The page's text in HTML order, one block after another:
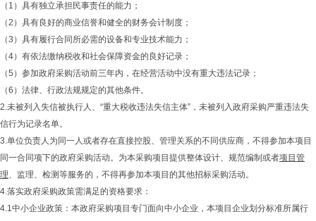
（1）具有独立承担民事责任的能力；
（2）具有良好的商业信誉和健全的财务会计制度；
（3）具有履行合同所必需的设备和专业技术能力；
（4）有依法缴纳税收和社会保障资金的良好记录；
（5）参加政府采购活动前三年内，在经营活动中没有重大违法记录；
（6）法律、行政法规规定的其他条件。
2.未被列入失信被执行人、“重大税收违法失信主体”，未被列入政府采购严重违法失
信行为记录名单。
3.单位负责人为同一人或者存在直接控股、管理关系的不同供应商，不得参加本项目
同一合同项下的政府采购活动。为本采购项目提供整体设计、规范编制或者项目管
理、监理、检测等服务的，不得再参加本项目的其他招标采购活动。
4.落实政府采购政策需满足的资格要求：
4.1中小企业政策：本政府采购项目专门面向中小企业，本项目企业划分标准所属行